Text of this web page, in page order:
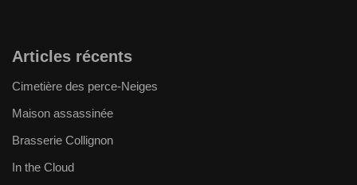
Articles récents
Cimetière des perce-Neiges
Maison assassinée
Brasserie Collignon
In the Cloud